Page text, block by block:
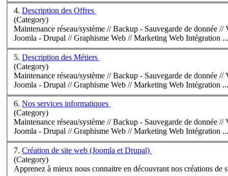
4. Description des Offres
(Category)
Maintenance réseau/système // Backup - Sauvegarde de donnée // Virtualisation Création de site web et hébergement web -
Joomla - Drupal // Graphisme Web // Marketing Web Intégration ...
5. Description des Métiers
(Category)
Maintenance réseau/système // Backup - Sauvegarde de donnée // Virtualisation Création de site web et hébergement web -
Joomla - Drupal // Graphisme Web // Marketing Web Intégration ...
6. Nos services informatiques
(Category)
Maintenance réseau/système // Backup - Sauvegarde de donnée // Virtualisation Création de site web et hébergement web -
Joomla - Drupal // Graphisme Web // Marketing Web Intégration ...
7. Création de site web (Joomla et Drupal)
(Category)
Apprenez à mieux nous